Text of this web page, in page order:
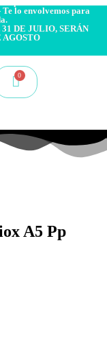
lo envolvemos para
DE JULIO, SERÁN
AGOSTO
A5 Pp